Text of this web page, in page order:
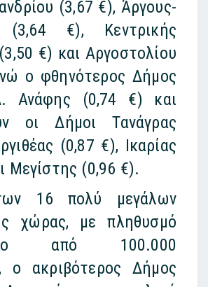
(3,67 €), Άργους-
(3,64 €), Κεντρικής
€) και Αργοστολίου
ο φθηνότερος Δήμος
Ανάφης (0,74 €) και
οι Δήμοι Τανάγρας
(0,87 €), Ικαρίας
Μεγίστης (0,96 €).
16 πολύ μεγάλων
χώρας, με πληθυσμό
από 100.000
ο ακριβότερος Δήμος